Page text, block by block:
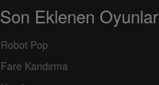
Son Eklenen Oyunlar
Robot Pop
Fare Kandırma